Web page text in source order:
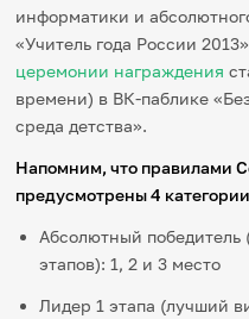
информатики и
«Учитель года России
церемонии награждения
времени) в ВК-паблике
среда детства».
Напомним, что правилами
предусмотрены 4
Абсолютный победитель
этапов): 1, 2 и 3 место
Лидер 1 этапа (лучший